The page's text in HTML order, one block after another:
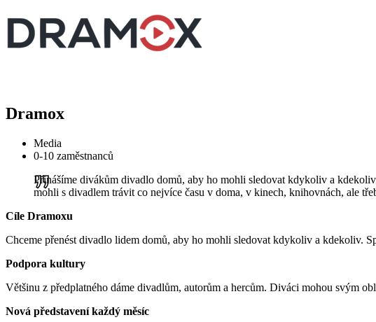
Dramox
Media
0-10 zaměstnanců
Přinášíme divákům divadlo domů, aby ho mohli sledovat kdykoliv a
mohli s divadlem trávit co nejvíce času v doma, v kinech, knihovnách, ale
Cíle Dramoxu
Chceme přenést divadlo lidem domů, aby ho mohli sledovat kdykoliv a kdekoliv.
Podpora kultury
Většinu z předplatného dáme divadlům, autorům a hercům. Diváci mohou svým
Nová představení každý měsíc